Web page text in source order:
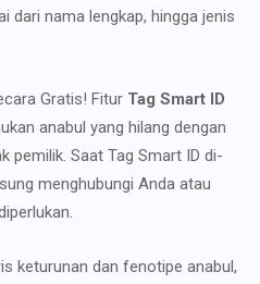
dari nama lengkap, hingga jenis
Gratis! Fitur Tag Smart ID
anabul yang hilang dengan
pemilik. Saat Tag Smart ID di-
menghubungi Anda atau
keturunan dan fenotipe anabul,